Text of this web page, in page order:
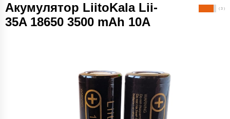
Акумулятор LiitoKala Lii-
35A 18650 3500 mAh 10A
( 3 )